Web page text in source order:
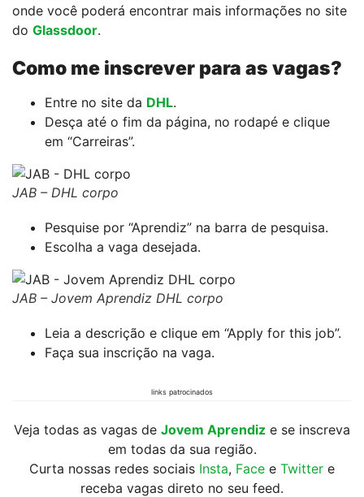
onde você poderá encontrar mais informações no site
do Glassdoor.
Como me inscrever para as vagas?
Entre no site da DHL.
Desça até o fim da página, no rodapé e clique
em “Carreiras”.
JAB – DHL corpo
Pesquise por “Aprendiz” na barra de pesquisa.
Escolha a vaga desejada.
JAB – Jovem Aprendiz DHL corpo
Leia a descrição e clique em “Apply for this job”.
Faça sua inscrição na vaga.
links patrocinados
Veja todas as vagas de Jovem Aprendiz e se inscreva
em todas da sua região.
Curta nossas redes sociais Insta, Face e Twitter e
receba vagas direto no seu feed.